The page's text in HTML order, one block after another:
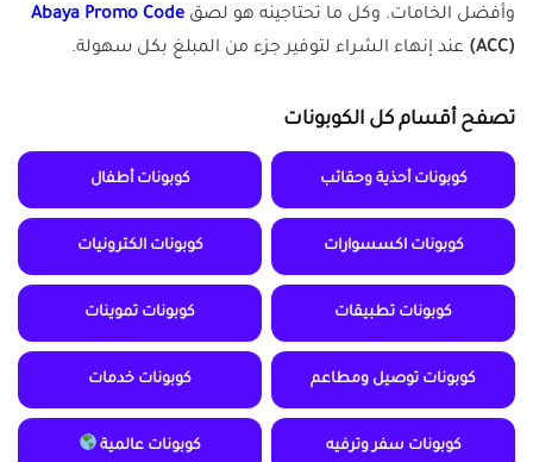
وأفضل الخامات. وكل ما تحتاجينه هو لصق Abaya Promo Code
(ACC) عند إنهاء الشراء لتوفير جزء من المبلغ بكل سهولة.
تصفح أقسام كل الكوبونات
كوبونات أحذية وحقائب كوبونات أطفال
كوبونات اكسسوارات كوبونات الكترونيات
كوبونات تطبيقات كوبونات تموينات
كوبونات توصيل ومطاعم كوبونات خدمات
كوبونات سفر وترفيه كوبونات عالمية